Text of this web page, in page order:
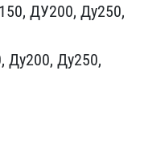
ДУ200, Ду250,
Ду200,​ Ду250,